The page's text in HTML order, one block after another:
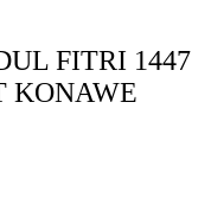
FITRI 1447
KONAWE